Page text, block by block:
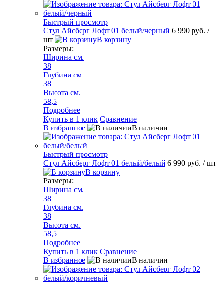
Быстрый просмотр
Стул Айсберг Лофт 01 белый/черный 6 990 руб. /
шт
В корзину
Размеры:
Ширина см.
38
Глубина см.
38
Высота см.
58,5
Подробнее
Купить в 1 клик Сравнение
В избранное
В наличии
Быстрый просмотр
Стул Айсберг Лофт 01 белый/белый 6 990 руб. / шт
В корзину
Размеры:
Ширина см.
38
Глубина см.
38
Высота см.
58,5
Подробнее
Купить в 1 клик Сравнение
В избранное
В наличии